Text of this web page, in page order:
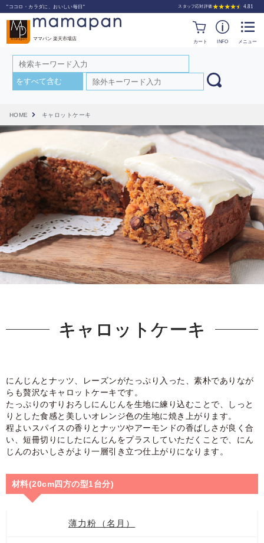
"ココロ・カラダに、おいしい毎日"
ママパン 楽天市場店 カート INFO メニュー
HOME キャロットケーキ
キャロットケーキ
にんじんとナッツ、レーズンがたっぷり入った、素朴でありなが
らも贅沢なキャロットケーキです。
たっぷりのすりおろしにんじんを生地に練り込むことで、しっと
りとした食感と美しいオレンジ色の生地に焼き上がります。
程よいスパイスの香りとナッツやアーモンドの香ばしさが良く合
い、短冊切りにしたにんじんをプラスしていただくことで、にん
じんのおいしさがより一層引き立つ仕上がりになります。
材料(20cm四方の型1台分)
薄力粉（名月）